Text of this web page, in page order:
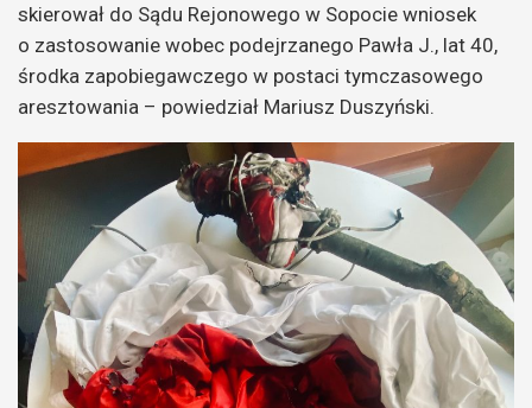
skierował do Sądu Rejonowego w Sopocie wniosek
o zastosowanie wobec podejrzanego Pawła J., lat 40,
środka zapobiegawczego w postaci tymczasowego
aresztowania – powiedział Mariusz Duszyński.